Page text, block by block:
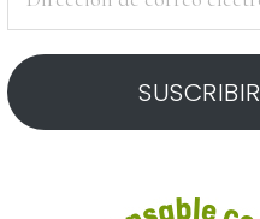
correo
electrónico
SUSCRIBIR